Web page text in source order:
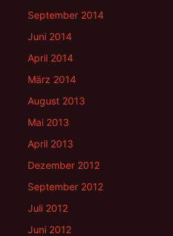
September 2014
Juni 2014
April 2014
März 2014
August 2013
Mai 2013
April 2013
Dezember 2012
September 2012
Juli 2012
Juni 2012